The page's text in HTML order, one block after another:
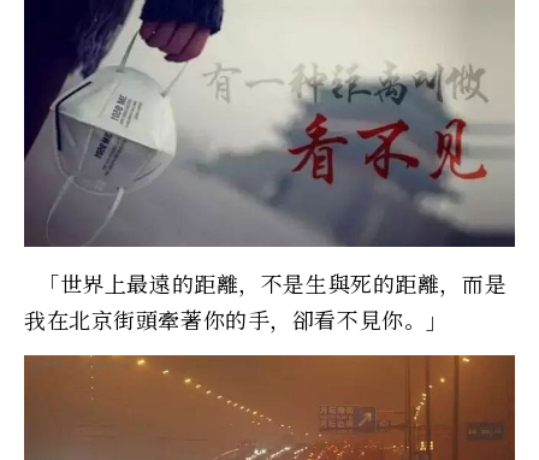
「世界上最遠的距離，不是生與死的距離，而是
我在北京街頭牽著你的手，卻看不見你。」